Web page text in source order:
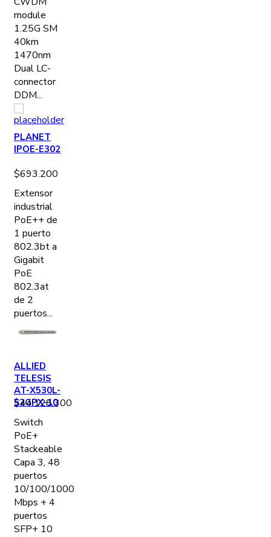
module
1.25G SM
40km
1470nm
Dual LC-
connector
DDM...
PLANET
IPOE-E302
$693.200
Extensor
industrial
PoE++ de
1 puerto
802.3bt a
Gigabit
PoE
802.3at
de 2
puertos...
ALLIED
TELESIS
AT-X530L-
52GPX-10
$44.128.300
Switch
PoE+
Stackeable
Capa 3, 48
puertos
10/100/1000
Mbps + 4
puertos
SFP+ 10